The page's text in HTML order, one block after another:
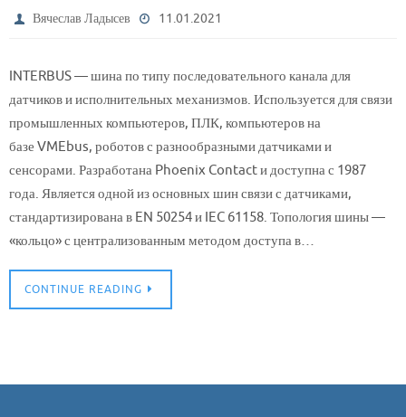
Вячеслав Ладысев 11.01.2021
INTERBUS — шина по типу последовательного канала для
датчиков и исполнительных механизмов. Используется для связи
промышленных компьютеров, ПЛК, компьютеров на
базе VMEbus, роботов с разнообразными датчиками и
сенсорами. Разработана Phoenix Contact и доступна с 1987
года. Является одной из основных шин связи с датчиками,
стандартизирована в EN 50254 и IEC 61158. Топология шины —
«кольцо» с централизованным методом доступа в…
CONTINUE READING